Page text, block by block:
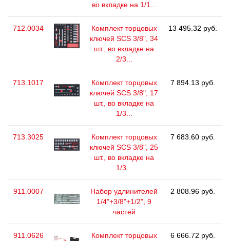
во вкладке на 1/1...
712.0034
Комплект торцовых
ключей SCS 3/8", 34
шт., во вкладке на
2/3...
13 495.32 руб.
713.1017
Комплект торцовых
ключей SCS 3/8", 17
шт., во вкладке на
1/3...
7 894.13 руб.
713.3025
Комплект торцовых
ключей SCS 3/8", 25
шт., во вкладке на
1/3...
7 683.60 руб.
911.0007
Набор удлинителей
1/4"+3/8"+1/2", 9
частей
2 808.96 руб.
911.0626
Комплект торцовых
6 666.72 руб.